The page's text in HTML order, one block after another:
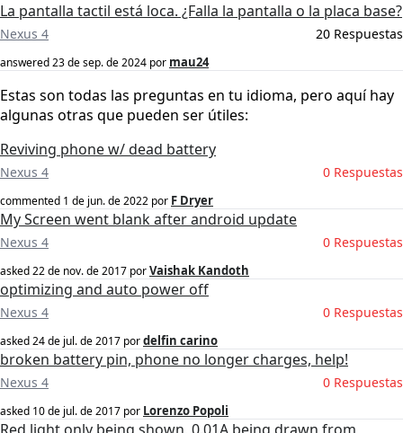
La pantalla tactil está loca. ¿Falla la pantalla o la placa base?
Nexus 4 20 Respuestas
answered23 de sep. de 2024 por mau24
Estas son todas las preguntas en tu idioma, pero aquí hay
algunas otras que pueden ser útiles:
Reviving phone w/ dead battery
Nexus 4 0 Respuestas
commented 1 de jun. de 2022 por F Dryer
My Screen went blank after android update
Nexus 4 0 Respuestas
asked22 de nov. de 2017 porVaishak Kandoth
optimizing and auto power off
Nexus 4 0 Respuestas
asked24 de jul. de 2017 pordelfin carino
broken battery pin, phone no longer charges, help!
Nexus 4 0 Respuestas
asked 10 de jul. de 2017 por Lorenzo Popoli